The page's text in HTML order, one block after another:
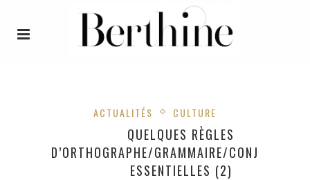
ACTUALITÉS CULTURE
QUELQUES RÈGLES
D’ORTHOGRAPHE/GRAMMAIRE/CONJUGAISON
ESSENTIELLES (2)